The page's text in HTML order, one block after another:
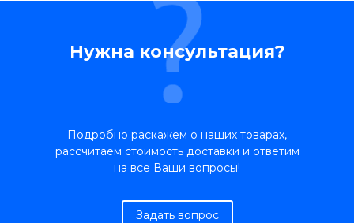
Нужна консультация?
Подробно раскажем о наших товарах,
рассчитаем стоимость доставки и ответим
на все Ваши вопросы!
Задать вопрос